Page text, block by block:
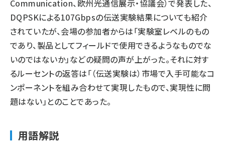
Communication、欧州光通信展示・協議会）で発表した、
DQPSKによる107Gbpsの伝送実験結果についても紹介
されていたが、会場の参加者からは「実験室レベルのもの
であり、製品としてフィールドで使用できるようなものでな
いのではないか」などの疑問の声が上がった。それに対す
るルーセントの返答は「（伝送実験は）市場で入手可能なコ
ンポーネントを組み合わせて実現したもので、実現性に問
題はない」とのことであった。
用語解説